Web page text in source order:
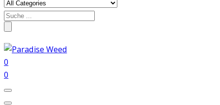
Search
0
0